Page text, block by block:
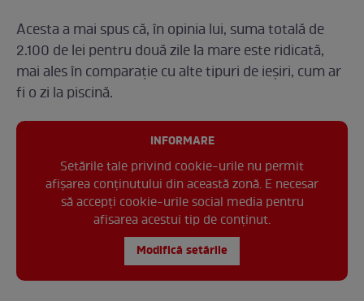
Acesta a mai spus că, în opinia lui, suma totală de
2.100 de lei pentru două zile la mare este ridicată,
mai ales în comparație cu alte tipuri de ieșiri, cum ar
fi o zi la piscină.
INFORMARE
Setările tale privind cookie-urile nu permit
afișarea conținutului din această zonă. E necesar
să accepți cookie-urile social media pentru
afisarea acestui tip de conținut.
Modifică setările